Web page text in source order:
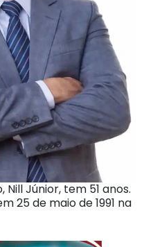
Nill Júnior, tem 51 anos.
25 de maio de 1991 na